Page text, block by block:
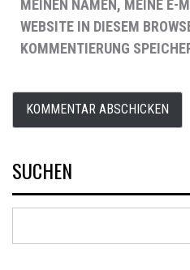
MEINEN NAMEN, MEINE E-
WEBSITE IN DIESEM
KOMMENTIERUNG
SUCHEN